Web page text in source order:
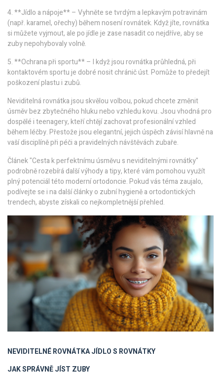
4. **Jídlo a nápoje** – Vyhněte se tvrdým a lepkavým potravinám
(např. karamel, ořechy) během nosení rovnátek. Když jíte, rovnátka
si můžete vyjmout, ale po jídle je zase nasadit co nejdříve, aby se
zuby nepohybovaly volně.
5. **Ochrana při sportu** – I když jsou rovnátka průhledná, při
kontaktovém sportu je dobré nosit chránič úst. Pomůže to předejít
poškození plastu i zubů.
Neviditelná rovnátka jsou skvělou volbou, pokud chcete změnit
úsměv bez zbytečného hluku nebo vzhledu kovu. Jsou vhodná pro
dospělé i teenagery, kteří chtějí zachovat profesionální vzhled
během léčby. Přestože jsou elegantní, jejich úspěch závisí hlavně na
vaší disciplíně při péči a pravidelných návštěvách zubaře.
Článek "Cesta k perfektnímu úsměvu s neviditelnými rovnátky"
podrobně rozebírá další výhody a tipy, které vám pomohou využít
plný potenciál této moderní ortodoncie. Pokud vás téma zaujalo,
podívejte se i na další články o zubní hygieně a ortodontických
trendech, abyste získali co nejkompletnější přehled.
NEVIDITELNÉ ROVNÁTKAJÍDLO S ROVNÁTKY
JAK SPRÁVNĚ JÍST ZUBY